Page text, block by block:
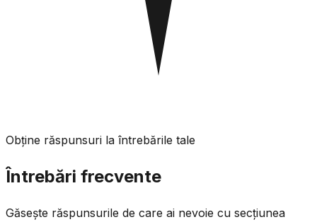
Obține răspunsuri la întrebările tale
Întrebări frecvente
Găsește răspunsurile de care ai nevoie cu secțiunea